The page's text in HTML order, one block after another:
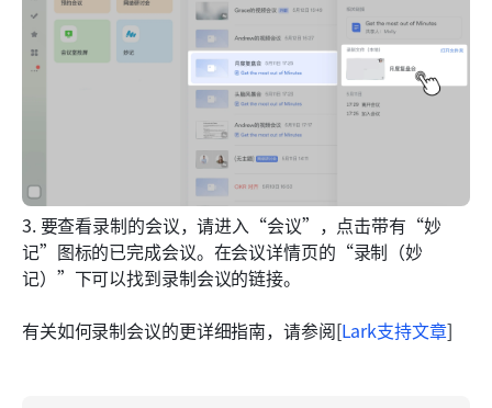
3. 要查看录制的会议，请进入“会议”，点击带有“妙
记”图标的已完成会议。在会议详情页的“录制（妙
记）”下可以找到录制会议的链接。
有关如何录制会议的更详细指南，请参阅[Lark支持文章]